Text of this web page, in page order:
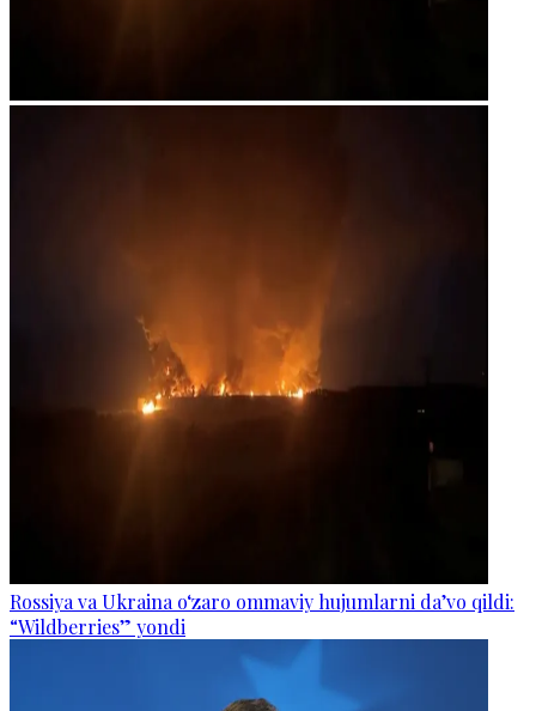
Rossiya va Ukraina o‘zaro ommaviy hujumlarni da’vo qildi:
“Wildberries” yondi